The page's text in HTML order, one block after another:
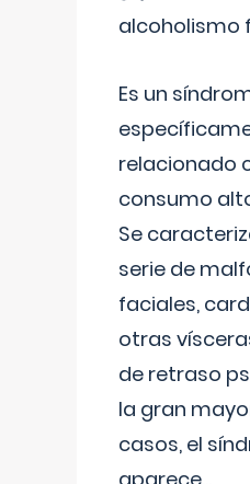
alcoholismo
Es un
relacionado
consumo
Se
serie de
faciales,
otras
de retraso
la gran
casos, el